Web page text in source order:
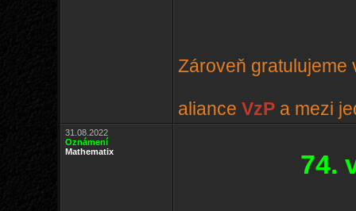
Zároveň gratulujeme
aliance VzP a mezi
31.08.2022
Oznámení
Mathematix
74.